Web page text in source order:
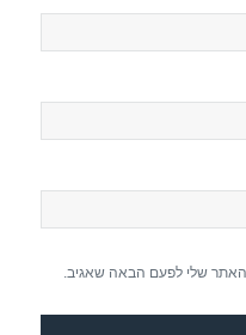
שלי לפעם הבאה שאגיב.